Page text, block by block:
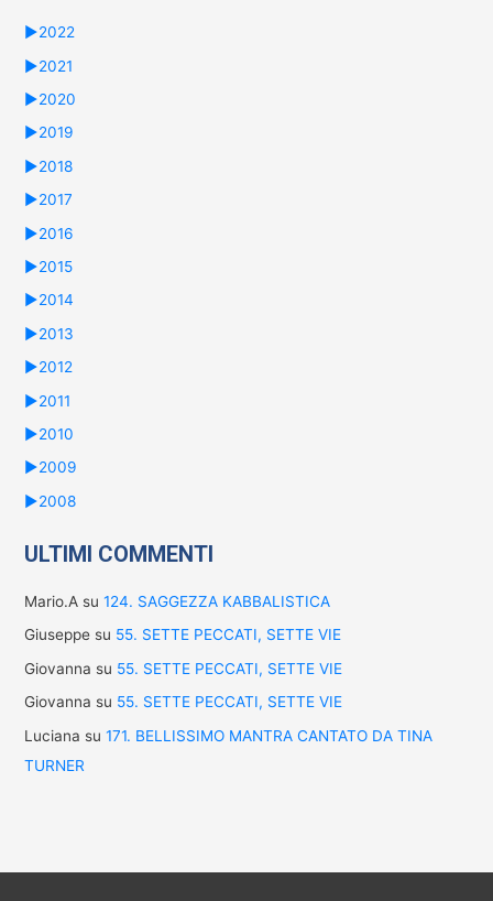
►2022
►2021
►2020
►2019
►2018
►2017
►2016
►2015
►2014
►2013
►2012
►2011
►2010
►2009
►2008
ULTIMI COMMENTI
Mario.Asu 124. SAGGEZZA KABBALISTICA
Giuseppesu 55. SETTE PECCATI, SETTE VIE
Giovanna su 55. SETTE PECCATI, SETTE VIE
Giovanna su 55. SETTE PECCATI, SETTE VIE
Luciana su 171. BELLISSIMO MANTRA CANTATO DA TINA
TURNER